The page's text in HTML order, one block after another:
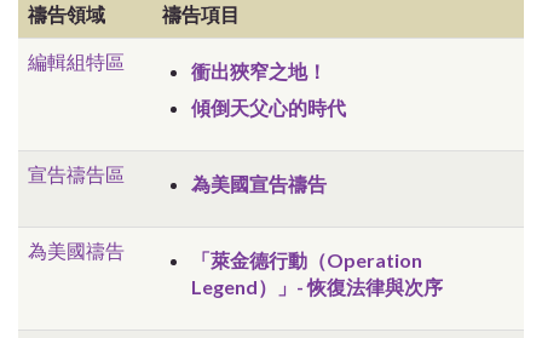
禱告領域 禱告項目
編輯組特區
衝出狹窄之地！
傾倒天父心的時代
宣告禱告區 為美國宣告禱告
為美國禱告
「萊金德行動（Operation
Legend）」- 恢復法律與次序